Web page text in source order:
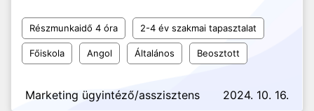
Részmunkaidő 4 óra 2-4 év szakmai tapasztalat
Főiskola Angol Általános Beosztott
Marketing ügyintéző/asszisztens 2024. 10. 16.